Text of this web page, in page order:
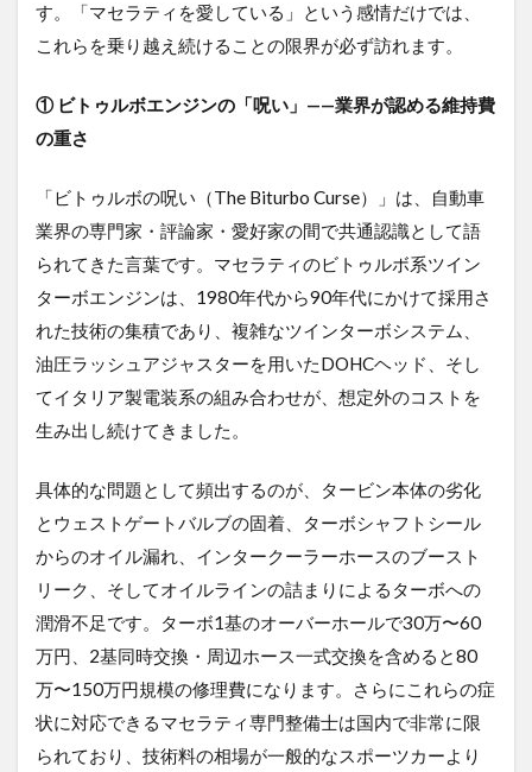
す。「マセラティを愛している」という感情だけでは、
これらを乗り越え続けることの限界が必ず訪れます。
① ビトゥルボエンジンの「呪い」——業界が認める維持費
の重さ
「ビトゥルボの呪い（The Biturbo Curse）」は、自動車
業界の専門家・評論家・愛好家の間で共通認識として語
られてきた言葉です。マセラティのビトゥルボ系ツイン
ターボエンジンは、1980年代から90年代にかけて採用さ
れた技術の集積であり、複雑なツインターボシステム、
油圧ラッシュアジャスターを用いたDOHCヘッド、そし
てイタリア製電装系の組み合わせが、想定外のコストを
生み出し続けてきました。
具体的な問題として頻出するのが、タービン本体の劣化
とウェストゲートバルブの固着、ターボシャフトシール
からのオイル漏れ、インタークーラーホースのブースト
リーク、そしてオイルラインの詰まりによるターボへの
潤滑不足です。ターボ1基のオーバーホールで30万〜60
万円、2基同時交換・周辺ホース一式交換を含めると80
万〜150万円規模の修理費になります。さらにこれらの症
状に対応できるマセラティ専門整備士は国内で非常に限
られており、技術料の相場が一般的なスポーツカーより